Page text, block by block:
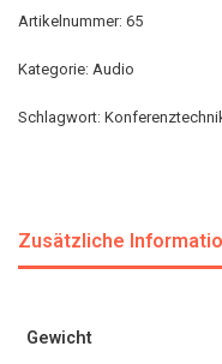
Artikelnummer: 65
Kategorie: Audio
Schlagwort:
Zusätzliche
Gewicht